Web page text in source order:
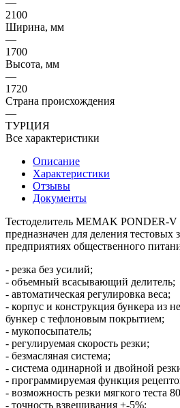
2100
Ширина, мм
—
1700
Высота, мм
—
1720
Страна происхождения
—
ТУРЦИЯ
Все характеристики
Описание
Характеристики
Отзывы
Документы
Тестоделитель MEMAK PONDER-
предназначен для деления тестовых
предприятиях общественного
- резка без усилий;
- объемный всасывающий делитель;
- автоматическая регулировка веса;
- корпус и конструкция бункера из
бункер с тефлоновым покрытием;
- мукопосыпатель;
- регулируемая скорость резки;
- безмасляная система;
- система одинарной и двойной
- программируемая функция
- возможность резки мягкого теста
- точность взвешивания +-5%;